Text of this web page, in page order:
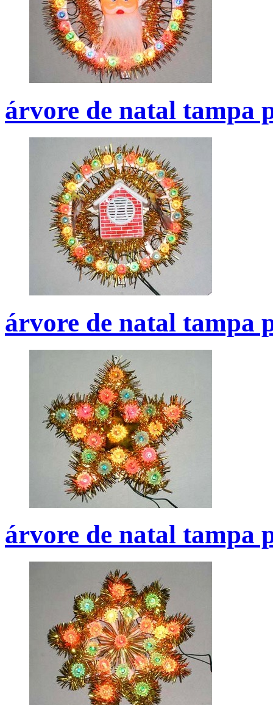
árvore de natal tampa
árvore de natal tampa
árvore de natal tampa